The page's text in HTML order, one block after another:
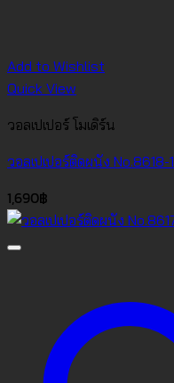
Add to Wishlist
Quick View
วอลเปเปอร์ โมเดิร์น
วอลเปเปอร์ติดผนัง No.8618-1
1,690฿